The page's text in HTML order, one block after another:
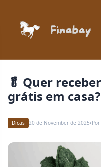
Dicas 20 de November de 2025•Por
🥬 Quer receber frutas e verduras
grátis em casa?